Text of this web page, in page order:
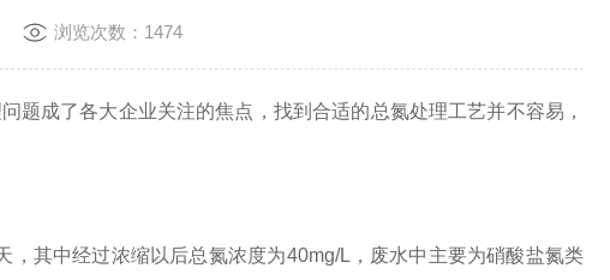
浏览次数：1474
题成了各大企业关注的焦点，找到合适的总氮处理工艺并不容易，
其中经过浓缩以后总氮浓度为40mg/L， 废水中 主要为硝酸盐氮类